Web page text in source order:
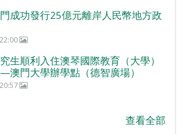
成功發行25億元離岸人民幣地方政
生順利入住澳琴國際教育（大學）
門大學辦學點（德智廣場）
查看全部